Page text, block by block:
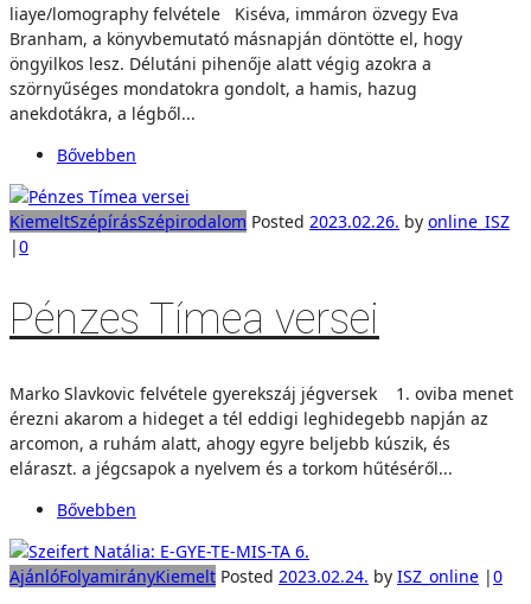
liaye/lomography felvétele Kiséva, immáron özvegy Eva
Branham, a könyvbemutató másnapján döntötte el, hogy
öngyilkos lesz. Délutáni pihenője alatt végig azokra a
szörnyűséges mondatokra gondolt, a hamis, hazug
anekdotákra, a légből...
Bővebben
KiemeltSzépírásSzépirodalom Posted 2023.02.26. by online_ISZ
|0
Pénzes Tímea versei
Marko Slavkovic felvétele gyerekszáj jégversek 1. oviba menet
érezni akarom a hideget a tél eddigi leghidegebb napján az
arcomon, a ruhám alatt, ahogy egyre beljebb kúszik, és
eláraszt. a jégcsapok a nyelvem és a torkom hűtéséről...
Bővebben
AjánlóFolyamirányKiemelt Posted 2023.02.24. by ISZ_online |0